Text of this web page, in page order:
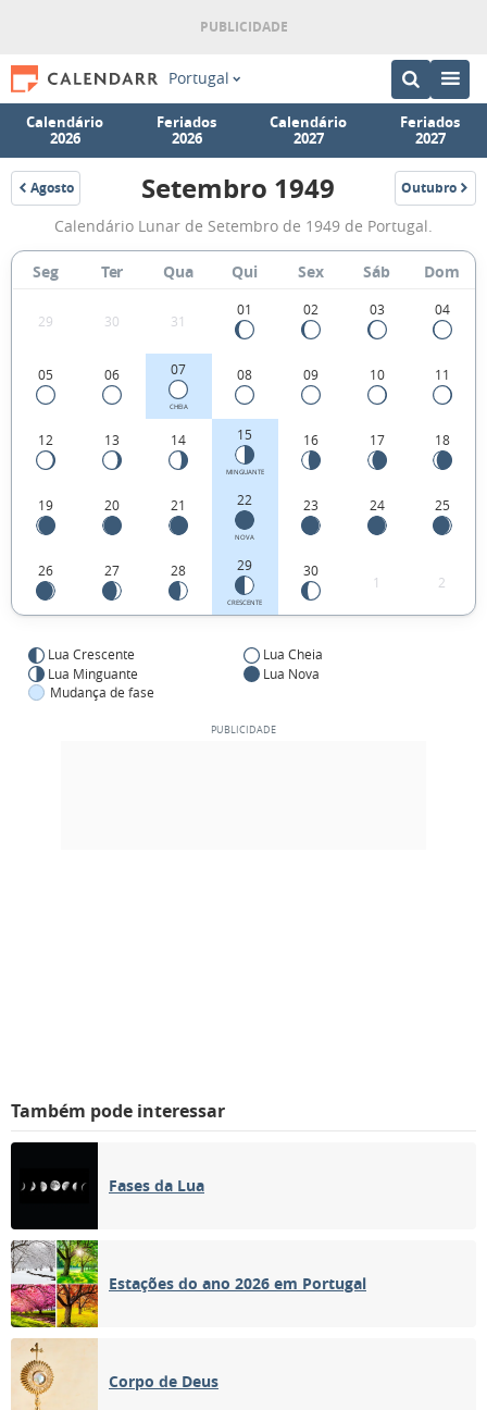
Portugal
Calendário
2026
Feriados
2026
Calendário
2027
Feriados
2027
Agosto
1949
Fases
da
Lua
de
Setembro
1949
Setembro 1949 Outubro
1949
Calendário Lunar de Setembro de 1949 de Portugal.
Seg Ter Qua Qui Sex Sáb Dom
29 30 31
01 02 03 04
05 06 07
CHEIA
08 09 10 11
12 13 14 15
MINGUANTE
16 17 18
19 20 21 22
NOVA
23 24 25
26 27 28 29
CRESCENTE
30
1 2
Lua Crescente
Lua Cheia
Lua Minguante
Lua Nova
Mudança de fase
Também pode interessar
Fases da Lua
Estações do ano 2026 em Portugal
Corpo de Deus